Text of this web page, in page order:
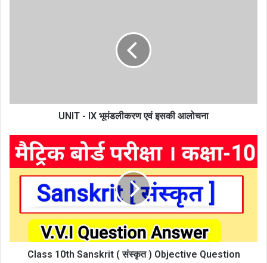
UNIT - IX भूमंडलीकरण एवं इसकी आलोचना
Class
10th
Sanskrit
Objective
Question
2022
Class 10th Sanskrit ( संस्कृत ) Objective Question